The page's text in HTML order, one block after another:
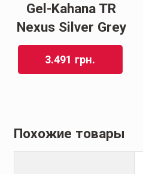
Gel-Kahana TR
Nexus Silver Grey
3.491 грн.
Похожие товары